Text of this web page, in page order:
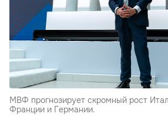
МВФ прогнозирует скромный рост
Франции и Германии.